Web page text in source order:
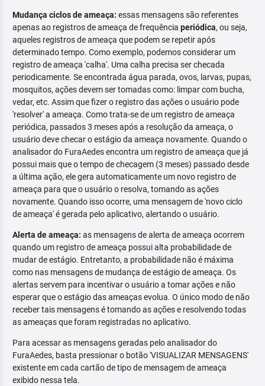
Mudança ciclos de ameaça: essas mensagens são referentes
apenas ao registros de ameaça de frequência periódica, ou seja,
aqueles registros de ameaça que podem se repetir após
determinado tempo. Como exemplo, podemos considerar um
registro de ameaça 'calha'. Uma calha precisa ser checada
periodicamente. Se encontrada água parada, ovos, larvas, pupas,
mosquitos, ações devem ser tomadas como: limpar com bucha,
vedar, etc. Assim que fizer o registro das ações o usuário pode
'resolver' a ameaça. Como trata-se de um registro de ameaça
periódica, passados 3 meses após a resolução da ameaça, o
usuário deve checar o estágio da ameaça novamente. Quando o
analisador do FuraAedes encontra um registro de ameaça que já
possui mais que o tempo de checagem (3 meses) passado desde
a última ação, ele gera automaticamente um novo registro de
ameaça para que o usuário o resolva, tomando as ações
novamente. Quando isso ocorre, uma mensagem de 'novo ciclo
de ameaça' é gerada pelo aplicativo, alertando o usuário.
Alerta de ameaça: as mensagens de alerta de ameaça ocorrem
quando um registro de ameaça possui alta probabilidade de
mudar de estágio. Entretanto, a probabilidade não é máxima
como nas mensagens de mudança de estágio de ameaça. Os
alertas servem para incentivar o usuário a tomar ações e não
esperar que o estágio das ameaças evolua. O único modo de não
receber tais mensagens é tomando as ações e resolvendo todas
as ameaças que foram registradas no aplicativo.
Para acessar as mensagens geradas pelo analisador do
FuraAedes, basta pressionar o botão 'VISUALIZAR MENSAGENS'
existente em cada cartão de tipo de mensagem de ameaça
exibido nessa tela.